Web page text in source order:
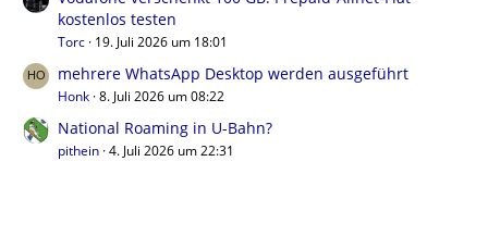
kostenlos testen
Torc 19. Juli 2026 um 18:01
mehrere WhatsApp Desktop werden ausgeführt
Honk 8. Juli 2026 um 08:22
National Roaming in U-Bahn?
pithein 4. Juli 2026 um 22:31